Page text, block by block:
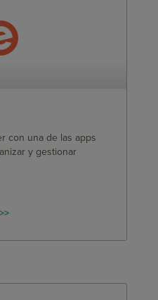
con una de las apps
y gestionar